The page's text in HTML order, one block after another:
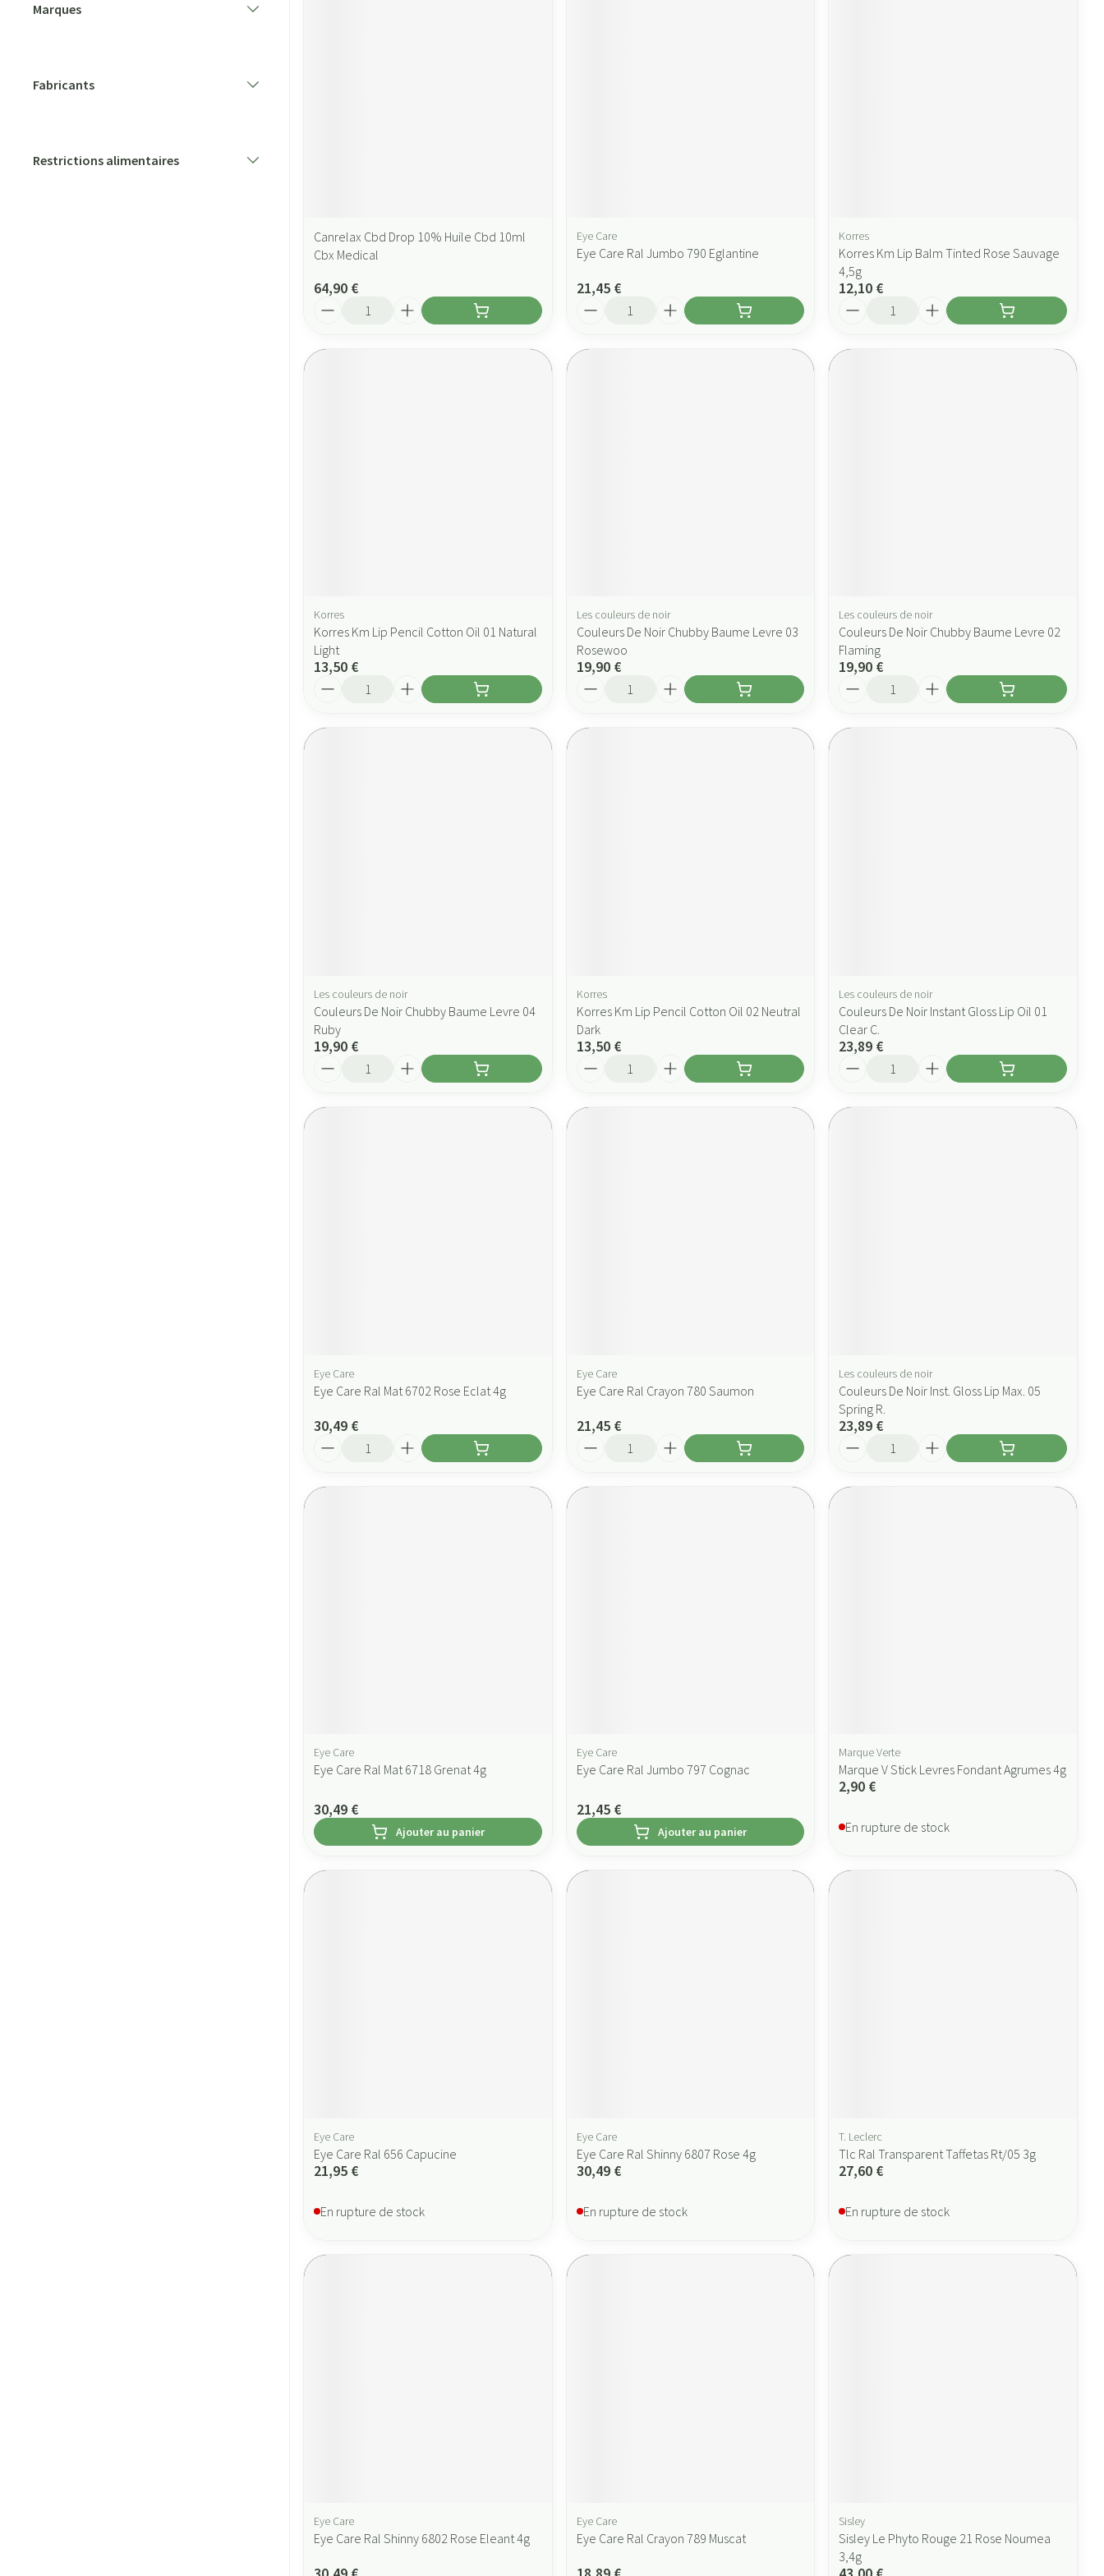
Marques
Fabricants
Restrictions alimentaires
Canrelax Cbd Drop 10% Huile Cbd 10ml
Cbx Medical
64,90 €
Eye Care
Eye Care Ral Jumbo 790 Eglantine
21,45 €
Korres
Korres Km Lip Balm Tinted Rose Sauvage
4,5g
12,10 €
Korres
Korres Km Lip Pencil Cotton Oil 01 Natural
Light
13,50 €
Les couleurs de noir
Couleurs De Noir Chubby Baume Levre 03
Rosewoo
19,90 €
Les couleurs de noir
Couleurs De Noir Chubby Baume Levre 02
Flaming
19,90 €
Les couleurs de noir
Couleurs De Noir Chubby Baume Levre 04
Ruby
19,90 €
Korres
Korres Km Lip Pencil Cotton Oil 02 Neutral
Dark
13,50 €
Les couleurs de noir
Couleurs De Noir Instant Gloss Lip Oil 01
Clear C.
23,89 €
Eye Care
Eye Care Ral Mat 6702 Rose Eclat 4g
30,49 €
Eye Care
Eye Care Ral Crayon 780 Saumon
21,45 €
Les couleurs de noir
Couleurs De Noir Inst. Gloss Lip Max. 05
Spring R.
23,89 €
Eye Care
Eye Care Ral Mat 6718 Grenat 4g
30,49 €
Ajouter au panier
Eye Care
Eye Care Ral Jumbo 797 Cognac
21,45 €
Ajouter au panier
Marque Verte
Marque V Stick Levres Fondant Agrumes 4g
2,90 €
En rupture de stock
Eye Care
Eye Care Ral 656 Capucine
21,95 €
En rupture de stock
Eye Care
Eye Care Ral Shinny 6807 Rose 4g
30,49 €
En rupture de stock
T. Leclerc
Tlc Ral Transparent Taffetas Rt/05 3g
27,60 €
En rupture de stock
Eye Care
Eye Care Ral Shinny 6802 Rose Eleant 4g
Eye Care
Eye Care Ral Crayon 789 Muscat
Sisley
Sisley Le Phyto Rouge 21 Rose Noumea
3,4g